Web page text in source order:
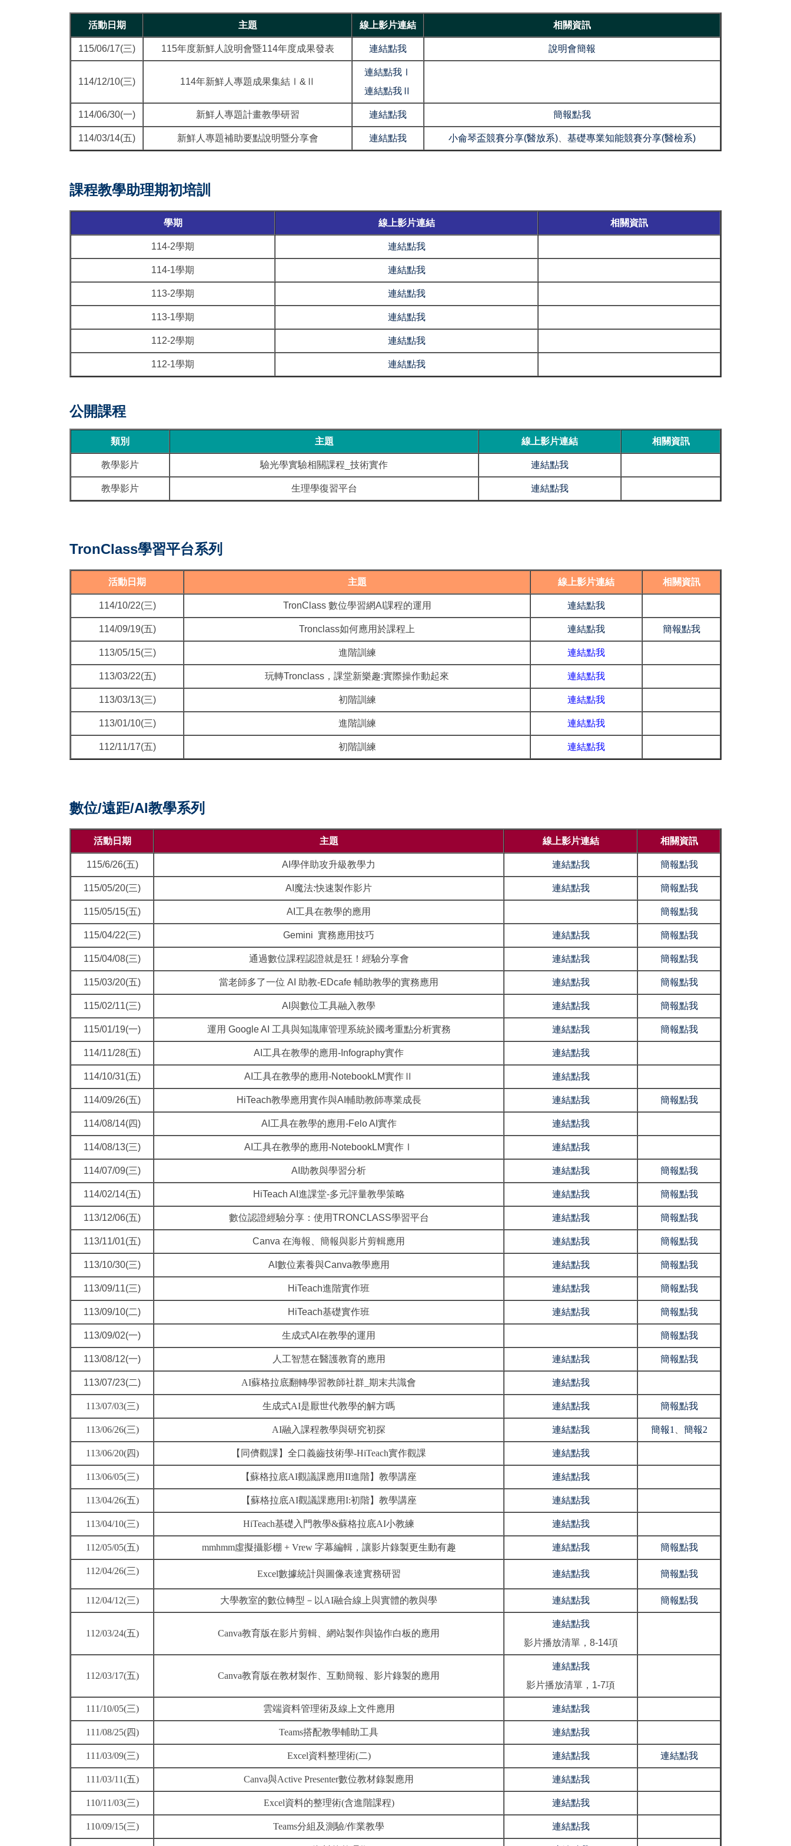
活動日期 主題 線上影片連結 相關資訊
115/06/17(三) 115年度新鮮人說明會暨114年度成果發表 連結點我 說明會簡報
114/12/10(三) 114年新鮮人專題成果集結Ⅰ&Ⅱ
連結點我Ⅰ
連結點我Ⅱ
114/06/30(一) 新鮮人專題計畫教學研習 連結點我 簡報點我
114/03/14(五) 新鮮人專題補助要點說明暨分享會 連結點我 小侖琴盃競賽分享(醫放系) 基礎專業知能競賽分享(醫檢系)
課程教學助理期初培訓
學期 線上影片連結 相關資訊
114-2學期 連結點我
114-1學期 連結點我
113-2學期 連結點我
113-1學期 連結點我
112-2學期 連結點我
112-1學期 連結點我
公開課程
類別 主題 線上影片連結 相關資訊
教學影片 驗光學實驗相關課程_技術實作 連結點我
教學影片 生理學復習平台 連結點我
TronClass學習平台系列
活動日期 主題 線上影片連結 相關資訊
114/10/22(三) TronClass 數位學習網AI課程的運用 連結點我
114/09/19(五) Tronclass如何應用於課程上 連結點我 簡報點我
113/05/15(三) 進階訓練 連結點我
113/03/22(五) 玩轉Tronclass，課堂新樂趣:實際操作動起來 連結點我
113/03/13(三) 初階訓練 連結點我
113/01/10(三) 進階訓練 連結點我
112/11/17(五) 初階訓練 連結點我
數位/遠距/AI教學系列
活動日期 主題 線上影片連結 相關資訊
115/6/26(五) AI學伴助攻升級教學力 連結點我 簡報點我
115/05/20(三) AI魔法:快速製作影片 連結點我 簡報點我
115/05/15(五) AI工具在教學的應用 簡報點我
115/04/22(三) Gemini 實務應用技巧 連結點我 簡報點我
115/04/08(三) 通過數位課程認證就是狂！經驗分享會 連結點我 簡報點我
115/03/20(五) 當老師多了一位 AI 助教-EDcafe 輔助教學的實務應用 連結點我 簡報點我
115/02/11(三) AI與數位工具融入教學 連結點我 簡報點我
115/01/19(一) 運用 Google AI 工具與知識庫管理系統於國考重點分析實務 連結點我 簡報點我
114/11/28(五) AI工具在教學的應用-Infography實作 連結點我
114/10/31(五) AI工具在教學的應用-NotebookLM實作Ⅱ 連結點我
114/09/26(五) HiTeach教學應用實作與AI輔助教師專業成長 連結點我 簡報點我
114/08/14(四) AI工具在教學的應用-Felo AI實作 連結點我
114/08/13(三) AI工具在教學的應用-NotebookLM實作Ⅰ 連結點我
114/07/09(三) AI助教與學習分析 連結點我 簡報點我
114/02/14(五) HiTeach AI進課堂-多元評量教學策略 連結點我 簡報點我
113/12/06(五) 數位認證經驗分享：使用TRONCLASS學習平台 連結點我 簡報點我
113/11/01(五) Canva 在海報、簡報與影片剪輯應用 連結點我 簡報點我
113/10/30(三) AI數位素養與Canva教學應用 連結點我 簡報點我
113/09/11(三) HiTeach進階實作班 連結點我 簡報點我
113/09/10(二) HiTeach基礎實作班 連結點我 簡報點我
113/09/02(一) 生成式AI在教學的運用 簡報點我
113/08/12(一) 人工智慧在醫護教育的應用 連結點我 簡報點我
113/07/23(二) AI蘇格拉底翻轉學習教師社群_期末共識會 連結點我
113/07/03(三) 生成式AI是厭世代教學的解方嗎 連結點我 簡報點我
113/06/26(三) AI融入課程教學與研究初探 連結點我 簡報1 簡報2
113/06/20(四) 【同儕觀課】全口義齒技術學-HiTeach實作觀課 連結點我
113/06/05(三) 【蘇格拉底AI觀議課應用II進階】教學講座 連結點我
113/04/26(五) 【蘇格拉底AI觀議課應用I:初階】教學講座 連結點我
113/04/10(三) HiTeach基礎入門教學&蘇格拉底AI小教練 連結點我
112/05/05(五) mmhmm虛擬攝影棚 + Vrew 字幕編輯，讓影片錄製更生動有趣 連結點我 簡報點我
112/04/26(三) Excel數據統計與圖像表達實務研習 連結點我 簡報點我
112/04/12(三) 大學教室的數位轉型－以AI融合線上與實體的教與學 連結點我 簡報點我
112/03/24(五) Canva教育版在影片剪輯、網站製作與協作白板的應用
連結點我
影片播放清單，8-14項
112/03/17(五) Canva教育版在教材製作、互動簡報、影片錄製的應用
連結點我
影片播放清單，1-7項
111/10/05(三) 雲端資料管理術及線上文件應用 連結點我
111/08/25(四) Teams搭配教學輔助工具 連結點我
111/03/09(三) Excel資料整理術(二) 連結點我 連結點我
111/03/11(五) Canva與Active Presenter數位教材錄製應用 連結點我
110/11/03(三) Excel資料的整理術(含進階課程) 連結點我
110/09/15(三) Teams分組及測驗/作業教學 連結點我